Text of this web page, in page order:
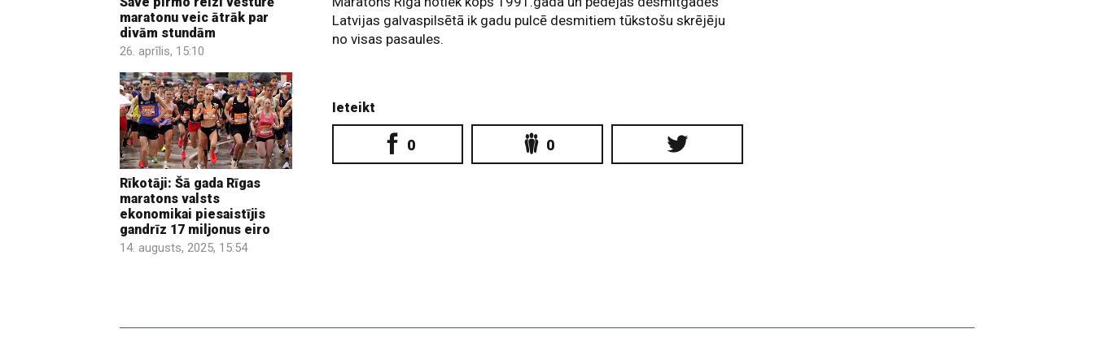
maratonu veic ātrāk par
divām stundām
26. aprīlis, 15:10
Rīkotāji: Šā gada Rīgas
maratons valsts
ekonomikai piesaistījis
gandrīz 17 miljonus eiro
14. augusts, 2025, 15:54
Latvijas galvaspilsētā ik gadu pulcē desmitiem tūkstošu skrējēju
no visas pasaules.
Ieteikt
0 0